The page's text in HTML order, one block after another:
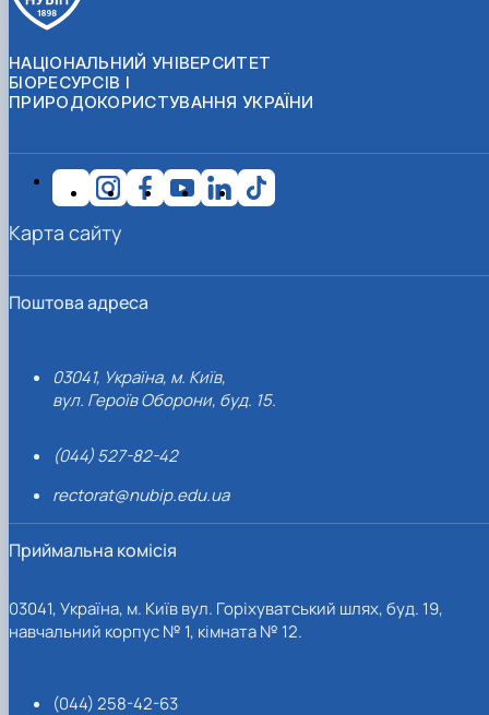
НАЦІОНАЛЬНИЙ УНІВЕРСИТЕТ
БІОРЕСУРСІВ І
ПРИРОДОКОРИСТУВАННЯ УКРАЇНИ
Поштова адреса
03041, Україна, м. Київ,
вул. Героїв Оборони, буд. 15.
(044) 527-82-42
rectorat@nubip.edu.ua
Приймальна комісія
03041, Україна, м. Київ вул. Горіхуватський шлях, буд. 19,
навчальний корпус № 1, кімната № 12.
(044) 258-42-63
Карта сайту